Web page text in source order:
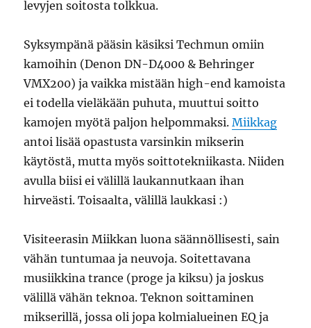
levyjen soitosta tolkkua.
Syksympänä pääsin käsiksi Techmun omiin
kamoihin (Denon DN-D4000 & Behringer
VMX200) ja vaikka mistään high-end kamoista
ei todella vieläkään puhuta, muuttui soitto
kamojen myötä paljon helpommaksi.Miikkag
antoi lisää opastusta varsinkin mikserin
käytöstä, mutta myös soittotekniikasta. Niiden
avulla biisi ei välillä laukannutkaan ihan
hirveästi. Toisaalta, välillä laukkasi :)
Visiteerasin Miikkan luona säännöllisesti, sain
vähän tuntumaa ja neuvoja. Soitettavana
musiikkina trance (proge ja kiksu) ja joskus
välillä vähän teknoa. Teknon soittaminen
mikserillä, jossa oli jopa kolmialueinen EQ ja